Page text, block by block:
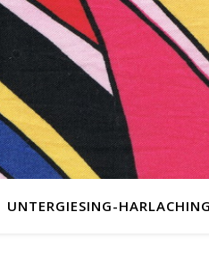
UNTERGIESING-HARLACHING